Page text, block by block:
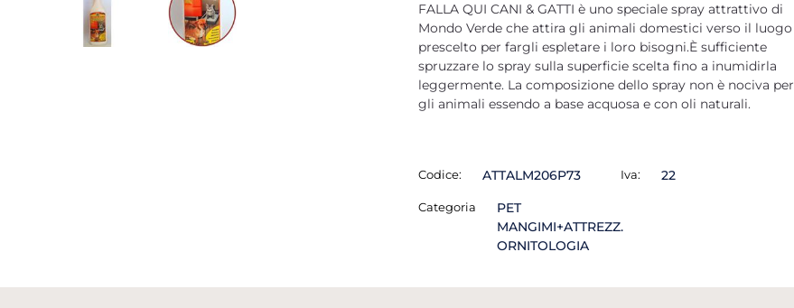
FALLA QUI CANI & GATTI è uno speciale spray attrattivo di
Mondo Verde che attira gli animali domestici verso il luogo
prescelto per fargli espletare i loro bisogni.È sufficiente
spruzzare lo spray sulla superficie scelta fino a inumidirla
leggermente. La composizione dello spray non è nociva per
gli animali essendo a base acquosa e con oli naturali.
Codice: ATTALM206P73
Categoria
PET
MANGIMI+ATTREZZ.
ORNITOLOGIA
Iva: 22